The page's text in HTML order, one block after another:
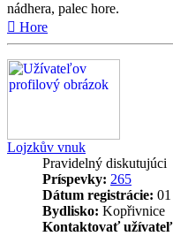
nádhera, palec hore.
Hore
Lojzkův vnuk
Pravidelný diskutujúci
Príspevky: 265
Dátum registrácie:
Bydlisko: Kopřivnice
Kontaktovať